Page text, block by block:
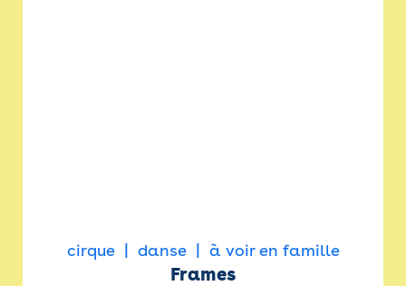
cirque danse à voir en famille
Frames